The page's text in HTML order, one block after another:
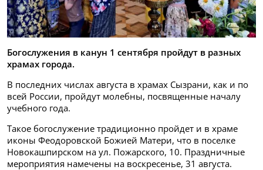
Богослужения в канун 1 сентября пройдут в разных
храмах города.
В последних числах августа в храмах Сызрани, как и по
всей России, пройдут молебны, посвященные началу
учебного года.
Такое богослужение традиционно пройдет и в храме
иконы Феодоровской Божией Матери, что в поселке
Новокашпирском на ул. Пожарского, 10. Праздничные
мероприятия намечены на воскресенье, 31 августа.